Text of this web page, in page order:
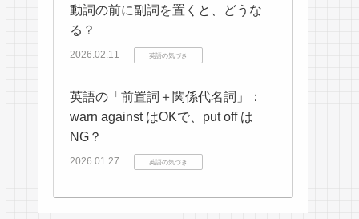
動詞の前に副詞を置くと、どうな
る？
2026.02.11 英語の気づき
英語の「前置詞＋関係代名詞」：
warn against はOKで、put off は
NG？
2026.01.27 英語の気づき